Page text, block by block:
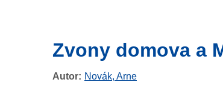
Zvony domova a
Autor Novák, Arne